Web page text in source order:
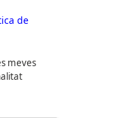
de
meves